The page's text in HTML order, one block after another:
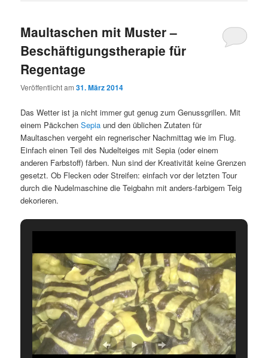
Maultaschen mit Muster –
Beschäftigungstherapie für
Regentage
Veröffentlicht am31. März 2014
Das Wetter ist ja nicht immer gut genug zum Genussgrillen. Mit
einem PäckchenSepia und den üblichen Zutaten für
Maultaschen vergeht ein regnerischer Nachmittag wie im Flug.
Einfach einen Teil des Nudelteiges mit Sepia (oder einem
anderen Farbstoff) färben. Nun sind der Kreativität keine Grenzen
gesetzt. Ob Flecken oder Streifen: einfach vor der letzten Tour
durch die Nudelmaschine die Teigbahn mit anders-farbigem Teig
dekorieren.